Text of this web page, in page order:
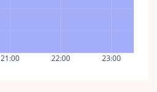
21:00 22:00 23:00